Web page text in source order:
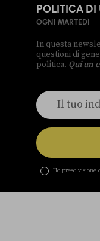
POLITICA DI
OGNI MARTEDÌ
In questa
questioni di
politica. Qui un
Ho preso visione